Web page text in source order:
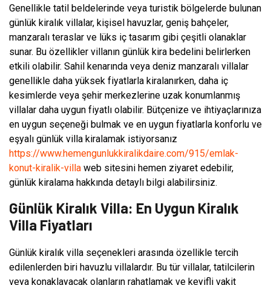
Genellikle tatil beldelerinde veya turistik bölgelerde bulunan
günlük kiralık villalar, kişisel havuzlar, geniş bahçeler,
manzaralı teraslar ve lüks iç tasarım gibi çeşitli olanaklar
sunar. Bu özellikler villanın günlük kira bedelini belirlerken
etkili olabilir. Sahil kenarında veya deniz manzaralı villalar
genellikle daha yüksek fiyatlarla kiralanırken, daha iç
kesimlerde veya şehir merkezlerine uzak konumlanmış
villalar daha uygun fiyatlı olabilir. Bütçenize ve ihtiyaçlarınıza
en uygun seçeneği bulmak ve en uygun fiyatlarla konforlu ve
eşyalı günlük villa kiralamak istiyorsanız
https://www.hemengunlukkiralikdaire.com/915/emlak-
konut-kiralik-villa web sitesini hemen ziyaret edebilir,
günlük kiralama hakkında detaylı bilgi alabilirsiniz.
Günlük Kiralık Villa: En Uygun Kiralık
Villa Fiyatları
Günlük kiralık villa seçenekleri arasında özellikle tercih
edilenlerden biri havuzlu villalardır. Bu tür villalar, tatilcilerin
veya konaklayacak olanların rahatlamak ve keyifli vakit